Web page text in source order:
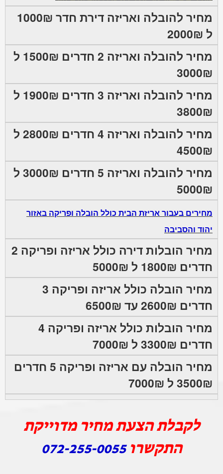
מחיר להובלה ואריזה דירת חדר 1000₪
ל 2000₪
מחיר להובלה ואריזה 2 חדרים 1500₪ ל
3000₪
מחיר להובלה ואריזה 3 חדרים 1900₪ ל
3800₪
מחיר להובלה ואריזה 4 חדרים 2800₪ ל
4500₪
מחיר להובלה ואריזה 5 חדרים 3000₪ ל
5000₪
מחירים בעבור אריזת הבית כולל הובלה ופריקה באזור
יהוד והסביבה
מחיר הובלות דירה כולל אריזה ופריקה 2
חדרים 1800₪ ל 5000₪
מחיר הובלה כולל אריזה ופריקה 3
חדרים 2600₪ עד 6500₪
מחיר הובלות כולל אריזה ופריקה 4
חדרים 3300₪ ל 7000₪
מחיר הובלה עם אריזה ופריקה 5 חדרים
3500₪ ל 7000₪
לקבלת הצעת מחיר מדוייקת
התקשרו072-255-0055